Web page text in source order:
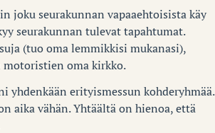
joku seurakunnan vapaaehtoisista käy
seurakunnan tulevat tapahtumat.
(tuo oma lemmikkisi mukanasi),
oma kirkko.
yhdenkään erityismessun kohderyhmää.
aika vähän. Yhtäältä on hienoa, että